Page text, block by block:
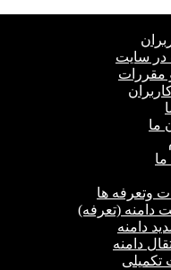
سایت
مقررات
ما
وتعرفه ها
دامنه (تعرفه)
دامنه
دامنه
تکمیلی